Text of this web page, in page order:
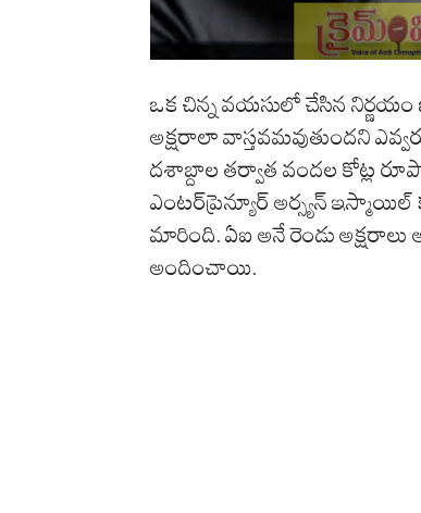
ఒక చిన్న వయసులో చేసిన నిర్ణయం
అక్షరాలా వాస్తవమవుతుందని
దశాబ్దాల తర్వాత వందల కోట్ల
ఎంటర్‌ప్రెన్యూర్ అర్స్యన్
మారింది. ఏఐ అనే రెండు
అందించాయి.